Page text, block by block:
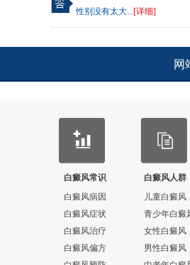
性别没有太大...[详细]
网
白癜风常识
白癜风病因
白癜风症状
白癜风治疗
白癜风偏方
白癜风人群
儿童白癜风
青少年白癜
女性白癜风
男性白癜风